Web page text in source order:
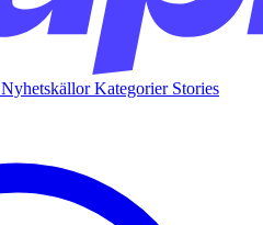
NyhetskällorKategorier Stories